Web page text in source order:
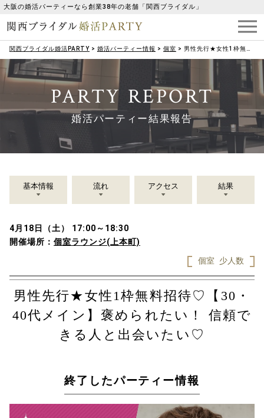
大阪の婚活パーティーなら創業38年の老舗「関西ブライダル」
関西ブライダル婚活PARTY > 婚活パーティー情報 > 個室 > 男性先行★女性1枠無料招待♡【30・40代メイン】褒められたい！ 信頼できる人と出会いたい♡
PARTY REPORT
婚活パーティー結果報告
基本情報 流れ アクセス 結果
4月18日（土） 17:00～18:30
開催場所： 個室ラウンジ(上本町)
個室
少人数
男性先行★女性1枠無料招待♡【30・
40代メイン】褒められたい！ 信頼で
きる人と出会いたい♡
終了したパーティー情報